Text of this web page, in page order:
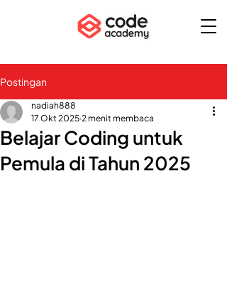
Postingan
Belajar Coding untuk
Pemula di Tahun 2025
nadiah888
17 Okt 2025 2 menit membaca